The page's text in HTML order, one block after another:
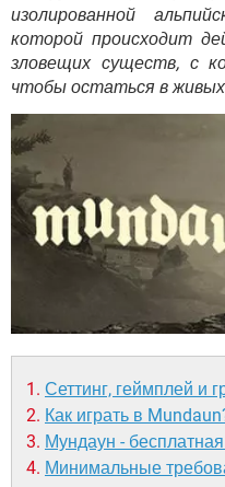
YANDEX
изолированной
которой происходит
зловещих существ, с
чтобы остаться в
Сеттинг, геймплей и
Как играть в
Мундаун - бесплатная
Минимальные